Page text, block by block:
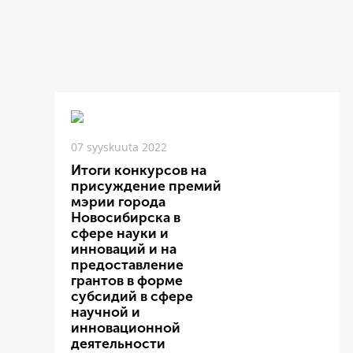
07 syyskuuta 2022
Итоги конкурсов на
присуждение премий
мэрии города
Новосибирска в
сфере науки и
инноваций и на
предоставление
грантов в форме
субсидий в сфере
научной и
инновационной
деятельности